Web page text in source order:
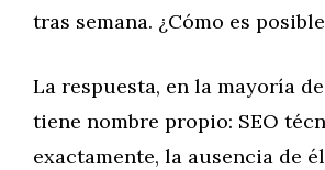
tras semana. ¿Cómo es
La respuesta, en la mayoría
tiene nombre propio: SEO
exactamente, la ausencia de